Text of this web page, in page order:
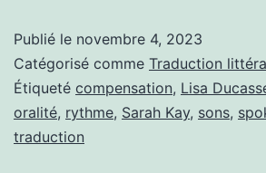
Publié le novembre 4, 2023
Catégorisé comme Traduction
Étiqueté compensation, Lisa
oralité, rythme, Sarah Kay, sons,
traduction